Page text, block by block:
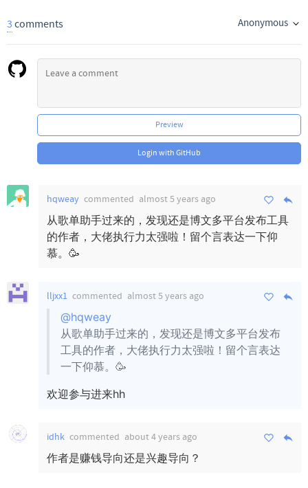
3comments Anonymous
Preview
Login with GitHub
hqweay commented almost 5 years ago
从歌单助手过来的，发现还是博文多平台发布工具
的作者，大佬执行力太强啦！留个言表达一下仰
慕。🥳
lljxx1 commented almost 5 years ago
@hqweay
从歌单助手过来的，发现还是博文多平台发布
工具的作者，大佬执行力太强啦！留个言表达
一下仰慕。🥳
欢迎参与进来hh
idhk commented about 4 years ago
作者是赚钱导向还是兴趣导向？